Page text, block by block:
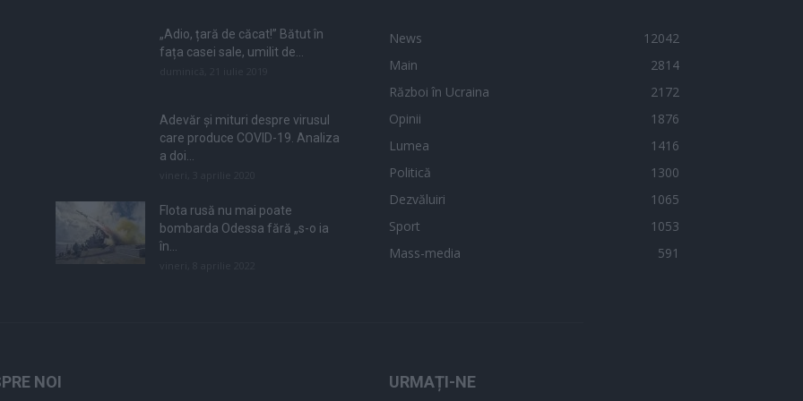
„Adio, țară de căcat!” Bătut în
fața casei sale, umilit de...
Adevăr și mituri despre virusul
care produce COVID-19. Analiza
a doi...
Flota rusă nu mai poate
bombarda Odessa fără „s-o ia
în...
News
12042
Main
2814
Război în Ucraina
2172
Opinii
1876
Lumea
1416
Politică
1300
Dezvăluiri
1065
Sport
1053
Mass-media
591
NOI URMAȚI-NE